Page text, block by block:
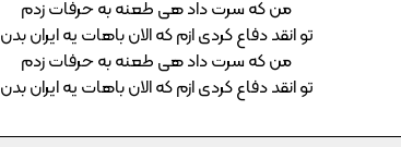
من که سرت داد هی طعنه به حرفات زدم
تو انقد دفاع کردی ازم که الان باهات یه ایران بدن
من که سرت داد هی طعنه به حرفات زدم
تو انقد دفاع کردی ازم که الان باهات یه ایران بدن